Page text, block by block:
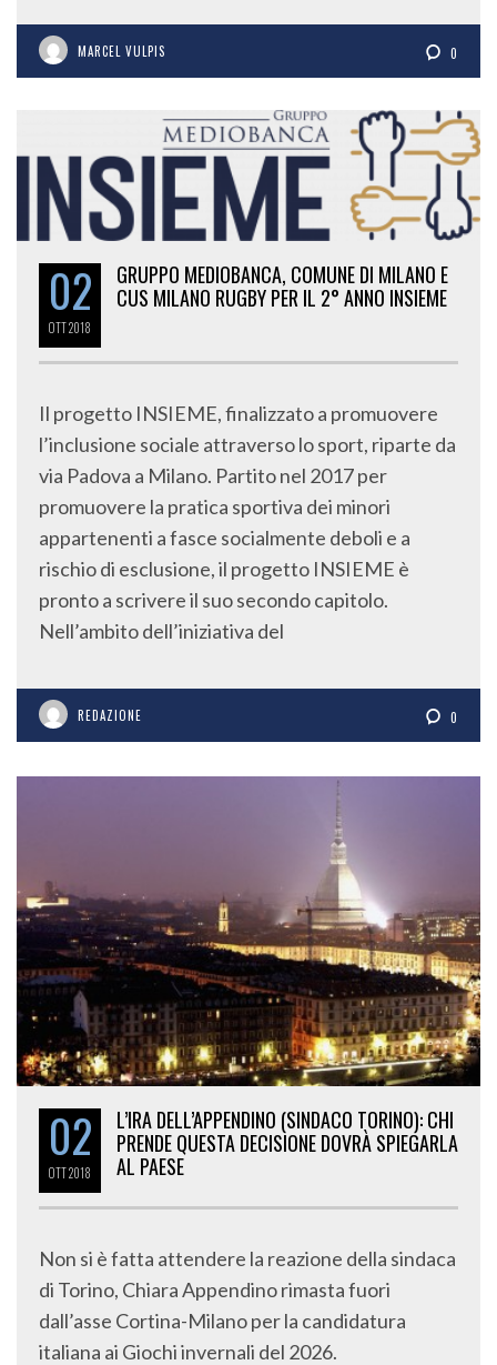
MARCEL VULPIS 0
02
OTT2018
GRUPPO MEDIOBANCA, COMUNE DI MILANO E
CUS MILANO RUGBY PER IL 2° ANNO INSIEME
Il progetto INSIEME, finalizzato a promuovere
l’inclusione sociale attraverso lo sport, riparte da
via Padova a Milano. Partito nel 2017 per
promuovere la pratica sportiva dei minori
appartenenti a fasce socialmente deboli e a
rischio di esclusione, il progetto INSIEME è
pronto a scrivere il suo secondo capitolo.
Nell’ambito dell’iniziativa del
REDAZIONE 0
02
OTT2018
L’IRA DELL’APPENDINO (SINDACO TORINO): CHI
PRENDE QUESTA DECISIONE DOVRÀ SPIEGARLA
AL PAESE
Non si è fatta attendere la reazione della sindaca
di Torino, Chiara Appendino rimasta fuori
dall’asse Cortina-Milano per la candidatura
italiana ai Giochi invernali del 2026.